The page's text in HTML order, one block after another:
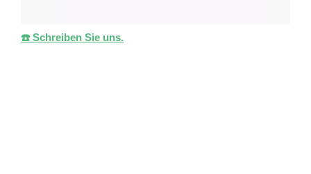
☎️ Schreiben Sie uns.